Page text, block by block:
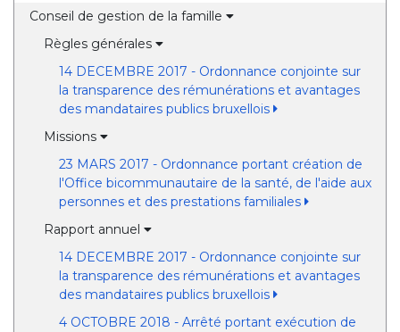
Conseil de gestion de la famille
Règles générales
14 DECEMBRE 2017 - Ordonnance conjointe sur
la transparence des rémunérations et avantages
des mandataires publics bruxellois
Missions
23 MARS 2017 - Ordonnance portant création de
l'Office bicommunautaire de la santé, de l'aide aux
personnes et des prestations familiales
Rapport annuel
14 DECEMBRE 2017 - Ordonnance conjointe sur
la transparence des rémunérations et avantages
des mandataires publics bruxellois
4 OCTOBRE 2018 - Arrêté portant exécution de